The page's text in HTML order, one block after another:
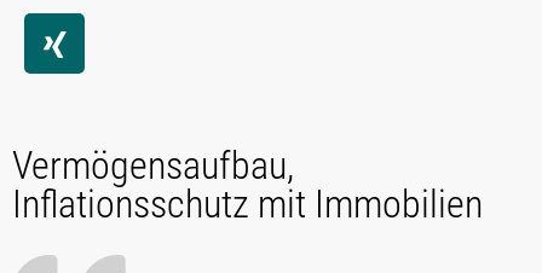
Vermögensaufbau,
Inflationsschutz mit Immobilien